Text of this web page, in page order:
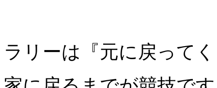
ラリーは『元に戻って